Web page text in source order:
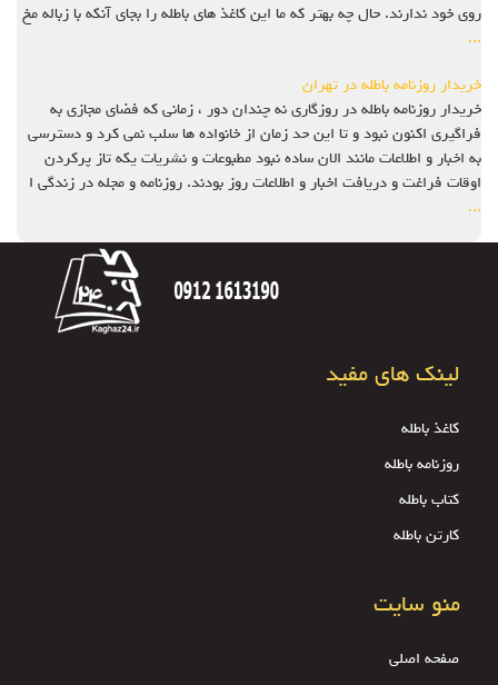
روی خود ندارند. حال چه بهتر که ما این کاغذ های باطله را بجای آنکه با زباله مخ
...
خریدار روزنامه باطله در تهران
خریدار روزنامه باطله در روزگاری نه چندان دور ، زمانی که فضای مجازی به
فراگیری اکنون نبود و تا این حد زمان از خانواده ها سلب نمی کرد و دسترسی
به اخبار و اطلاعات مانند الان ساده نبود مطبوعات و نشریات یکه تاز پرکردن
اوقات فراغت و دریافت اخبار و اطلاعات روز بودند. روزنامه و مجله در زندگی ا
...
لینک های مفید
کاغذ باطله
روزنامه باطله
کتاب باطله
کارتن باطله
منو سایت
صفحه اصلی